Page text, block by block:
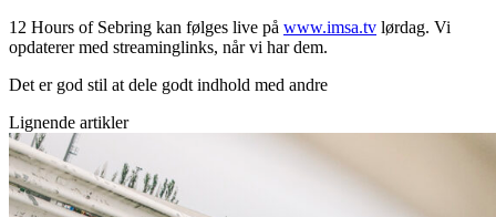
12 Hours of Sebring kan følges live på www.imsa.tv lørdag. Vi
opdaterer med streaminglinks, når vi har dem.
Det er god stil at dele godt indhold med andre
Lignende artikler